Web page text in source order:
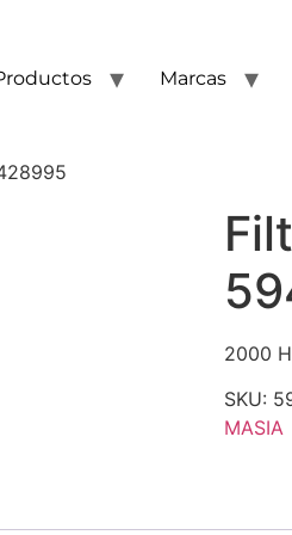
Marcas
2000
SKU:
MASIA